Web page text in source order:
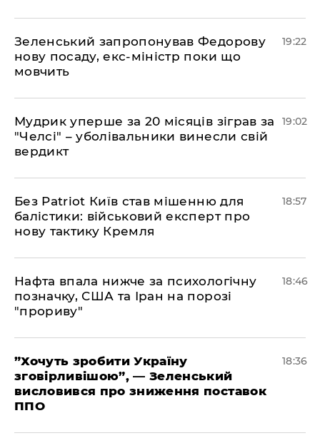
​Зеленський запропонував Федорову
нову посаду, екс-міністр поки що
мовчить
19:22
​Мудрик уперше за 20 місяців зіграв за
"Челсі" – уболівальники винесли свій
вердикт
19:02
​Без Patriot Київ став мішенню для
балістики: військовий експерт про
нову тактику Кремля
18:57
​Нафта впала нижче за психологічну
позначку, США та Іран на порозі
"прориву"
18:46
​”Хочуть зробити Україну
зговірливішою”, — Зеленський
висловився про зниження поставок
ППО
18:36